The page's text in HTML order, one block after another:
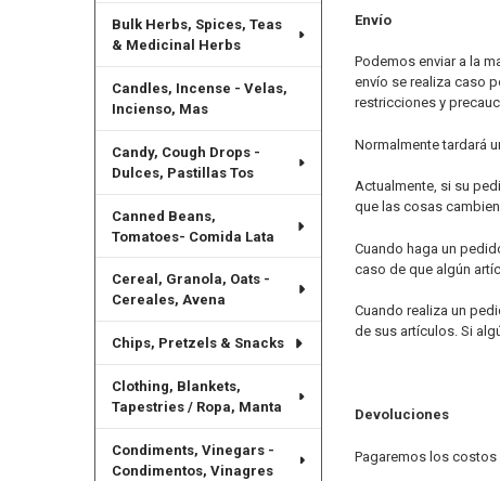
Bulk Herbs, Spices, Teas
& Medicinal Herbs
Candles, Incense - Velas,
Incienso, Mas
Candy, Cough Drops -
Dulces, Pastillas Tos
Canned Beans,
Tomatoes- Comida Lata
Cereal, Granola, Oats -
Cereales, Avena
Chips, Pretzels & Snacks
Clothing, Blankets,
Tapestries / Ropa, Manta
Condiments, Vinegars -
Condimentos, Vinagres
Envío
Podemos enviar a la
envío se realiza caso
restricciones y
Normalmente tardará
Actualmente, si su
que las cosas
Cuando haga un
caso de que algún
Cuando realiza un
de sus artículos. Si
Devoluciones
Pagaremos los costos